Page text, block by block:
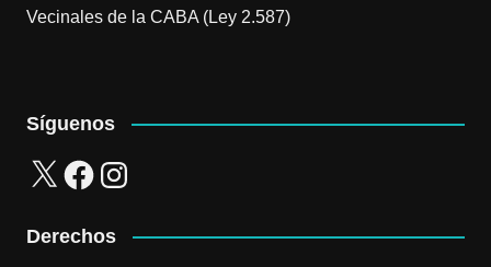
Vecinales de la CABA (Ley 2.587)
Síguenos
X FacebookInstagram
Derechos